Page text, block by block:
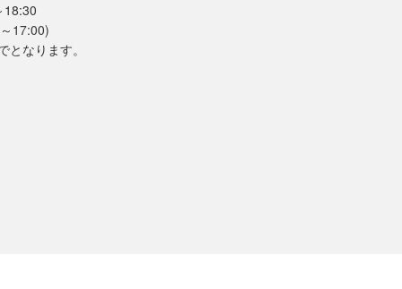
17:00)
なります。